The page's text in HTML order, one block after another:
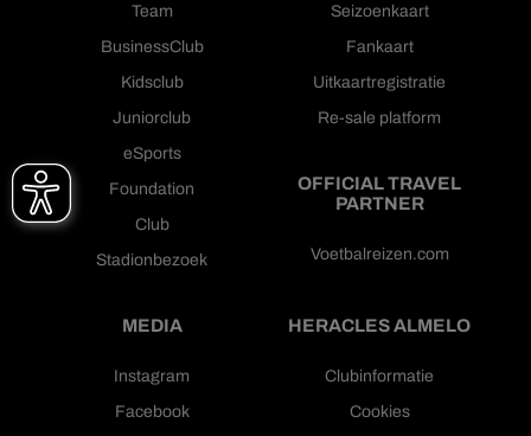
Team
BusinessClub
Kidsclub
Juniorclub
eSports
Foundation
Club
Stadionbezoek
Seizoenkaart
Fankaart
Uitkaartregistratie
Re-sale platform
OFFICIAL TRAVEL
PARTNER
Voetbalreizen.com
MEDIA
Instagram
Facebook
HERACLES ALMELO
Clubinformatie
Cookies